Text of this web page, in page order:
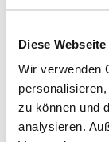
Diese
Wir verwenden
zu können und
analysieren.
Spuren